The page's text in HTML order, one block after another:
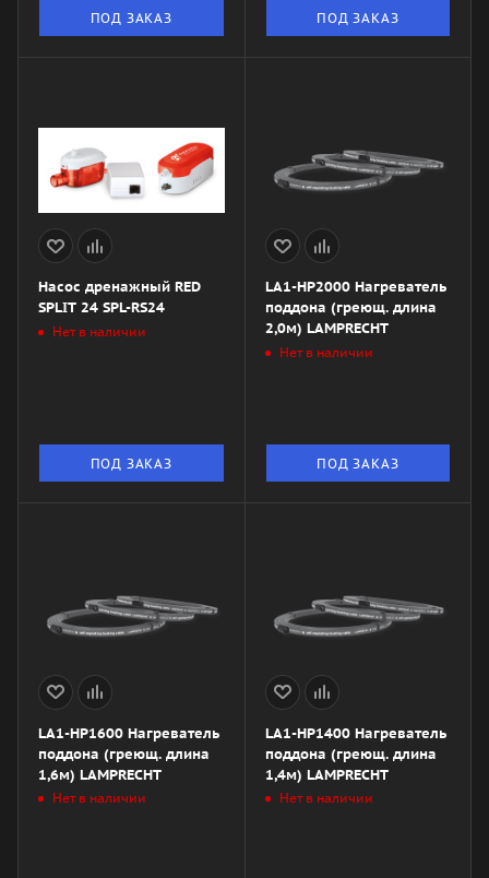
ПОД ЗАКАЗ ПОД ЗАКАЗ
Насос дренажный RED
SPLIT 24 SPL-RS24
Нет в наличии
ПОД ЗАКАЗ
LA1-HP2000 Нагреватель
поддона (греющ. длина
2,0м) LAMPRECHT
Нет в наличии
ПОД ЗАКАЗ
LA1-HP1600 Нагреватель
поддона (греющ. длина
1,6м) LAMPRECHT
Нет в наличии
LA1-HP1400 Нагреватель
поддона (греющ. длина
1,4м) LAMPRECHT
Нет в наличии